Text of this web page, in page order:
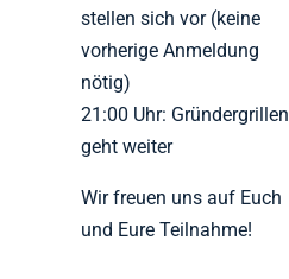
stellen sich vor (keine
vorherige Anmeldung
nötig)
21:00 Uhr: Gründergrillen
geht weiter
Wir freuen uns auf Euch
und Eure Teilnahme!